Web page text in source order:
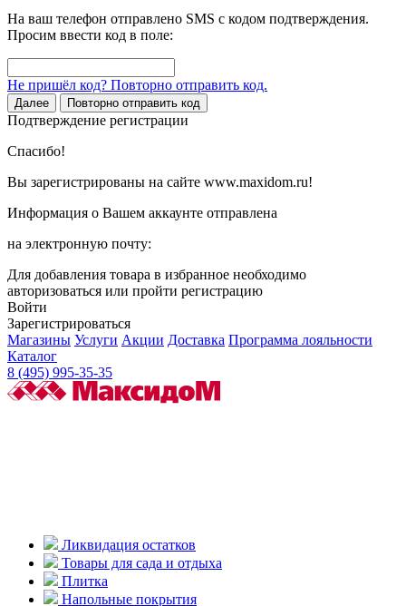
На ваш телефон отправлено SMS с кодом подтверждения.
Просим ввести код в поле:
Не пришёл код? Повторно отправить код.
Далее Повторно отправить код
Подтверждение регистрации
Спасибо!
Вы зарегистрированы на сайте www.maxidom.ru!
Информация о Вашем аккаунте отправлена
на электронную почту:
Для добавления товара в избранное необходимо
авторизоваться или пройти регистрацию
Войти
Зарегистрироваться
Магазины Услуги Акции Доставка Программа лояльности
Каталог
8 (495) 995-35-35
Ликвидация остатков
Товары для сада и отдыха
Плитка
Напольные покрытия